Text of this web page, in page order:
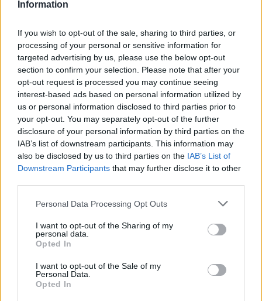
Information
If you wish to opt-out of the sale, sharing to third parties, or
processing of your personal or sensitive information for
targeted advertising by us, please use the below opt-out
section to confirm your selection. Please note that after your
opt-out request is processed you may continue seeing
interest-based ads based on personal information utilized by
us or personal information disclosed to third parties prior to
your opt-out. You may separately opt-out of the further
disclosure of your personal information by third parties on the
IAB’s list of downstream participants. This information may
also be disclosed by us to third parties on the IAB’s List of
Downstream Participants that may further disclose it to other
Personal Data Processing Opt Outs
I want to opt-out of the Sharing of my
personal data.
Opted In
I want to opt-out of the Sale of my
Personal Data.
Opted In
Szentségtörő üzenetek és